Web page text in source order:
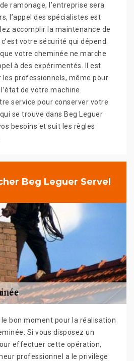
ramonage, l’entreprise sera
l’appel des spécialistes est
accomplir la maintenance de
votre sécurité qui dépend.
votre cheminée ne marche
à des expérimentés. Il est
professionnels, même pour
de votre machine.
service pour conserver votre
se trouve dans Beg Leguer
besoins et suit les règles
Beg Leguer Servel
le bon moment pour la réalisation
Si vous disposez un
effectuer cette opération,
professionnel a le privilège